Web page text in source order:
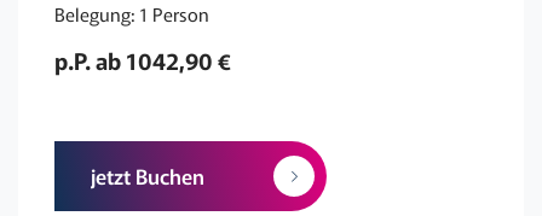
Belegung: 1 Person
p.P. ab 1042,90 €
jetzt Buchen